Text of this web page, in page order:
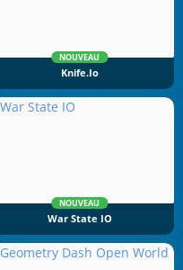
NOUVEAU
Knife.io
NOUVEAU
War State IO